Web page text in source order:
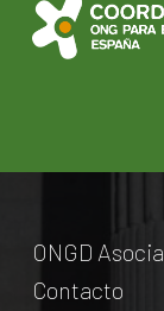
ONGD
Contacto